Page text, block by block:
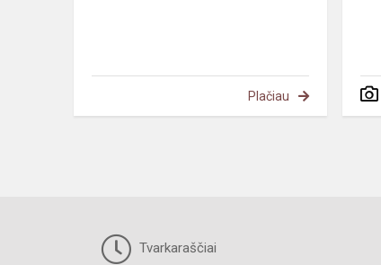
Plačiau
Tvarkaraščiai